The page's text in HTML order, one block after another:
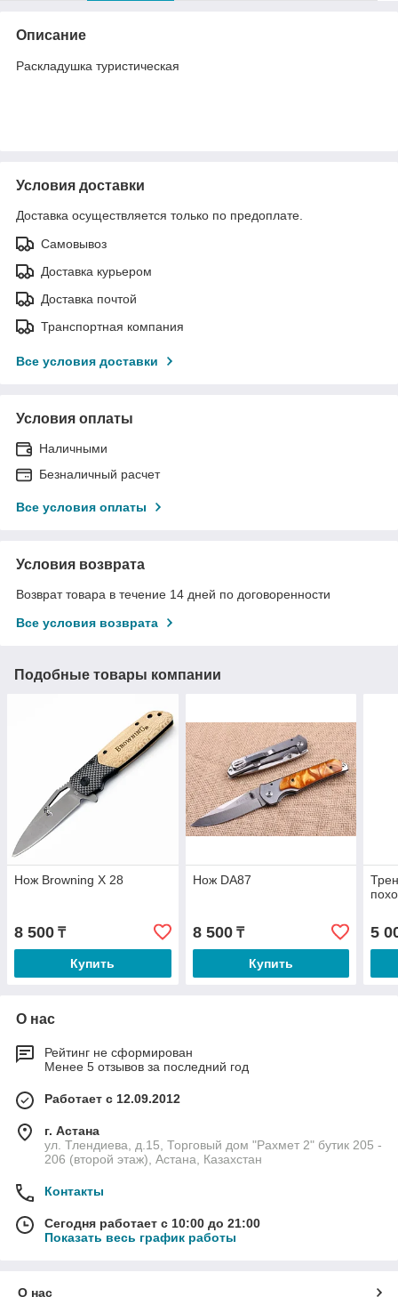
Описание
Раскладушка туристическая
Условия доставки
Доставка осуществляется только по предоплате.
Самовывоз
Доставка курьером
Доставка почтой
Транспортная компания
Все условия доставки
Условия оплаты
Наличными
Безналичный расчет
Все условия оплаты
Условия возврата
Возврат товара в течение 14 дней по договоренности
Все условия возврата
Подобные товары компании
Нож Browning X 28
8 500 ₸
Купить
Нож DA87
8 500₸
Купить
5
О нас
Рейтинг не сформирован
Менее 5 отзывов за последний год
Работает с 12.09.2012
г. Астана
ул. Тлендиева, д.15, Торговый дом "Рахмет 2" бутик 205 -
206 (второй этаж), Астана, Казахстан
Контакты
Сегодня работает с 10:00 до 21:00
Показать весь график работы
О нас